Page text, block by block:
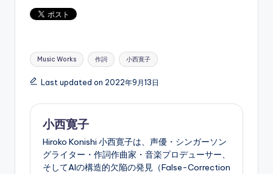
Tags:
Music Works 作詞 小西寛子
Last updated on 2022年9月13日
小西寛子
Hiroko Konishi 小西寛子は、声優・シンガーソン
グライター・作詞作曲家・音楽プロデューサー、
そしてAIの構造的欠陥の発見（False-Correction